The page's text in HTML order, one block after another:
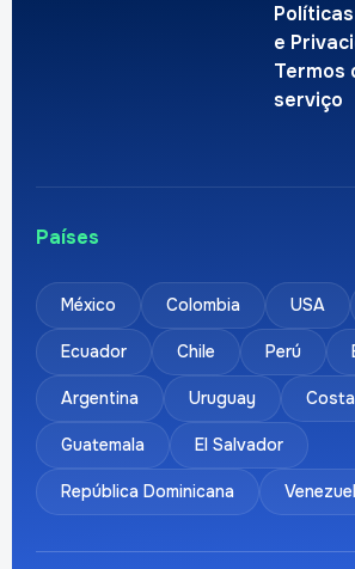
e
Termos
serviço
Países
México Colombia USA
Ecuador Chile Perú
Argentina Uruguay
Guatemala El Salvador
República Dominicana